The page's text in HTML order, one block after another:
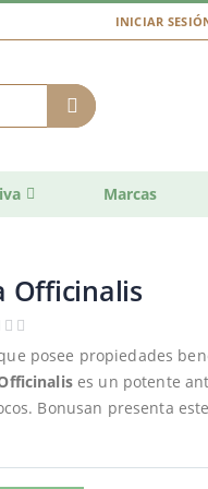
INICIAR
Marcas
Officinalis
posee propiedades
es un potente
Bonusan presenta